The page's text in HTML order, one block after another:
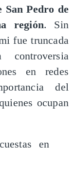
San Pedro de
región. Sin
fue truncada
en redes
del
ocupan
en